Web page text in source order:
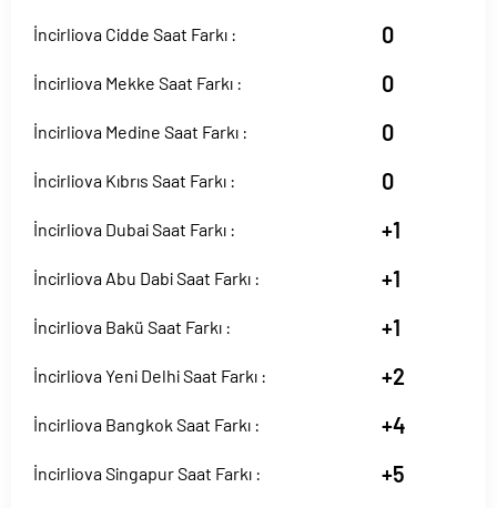
İncirliova Cidde Saat Farkı : 0
İncirliova Mekke Saat Farkı : 0
İncirliova Medine Saat Farkı : 0
İncirliova Kıbrıs Saat Farkı : 0
İncirliova Dubai Saat Farkı : +1
İncirliova Abu Dabi Saat Farkı : +1
İncirliova Bakü Saat Farkı : +1
İncirliova Yeni Delhi Saat Farkı : +2
İncirliova Bangkok Saat Farkı : +4
İncirliova Singapur Saat Farkı : +5